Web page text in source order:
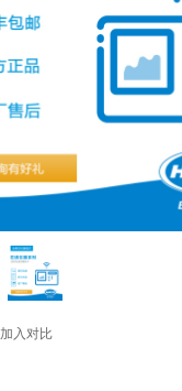
加入对比